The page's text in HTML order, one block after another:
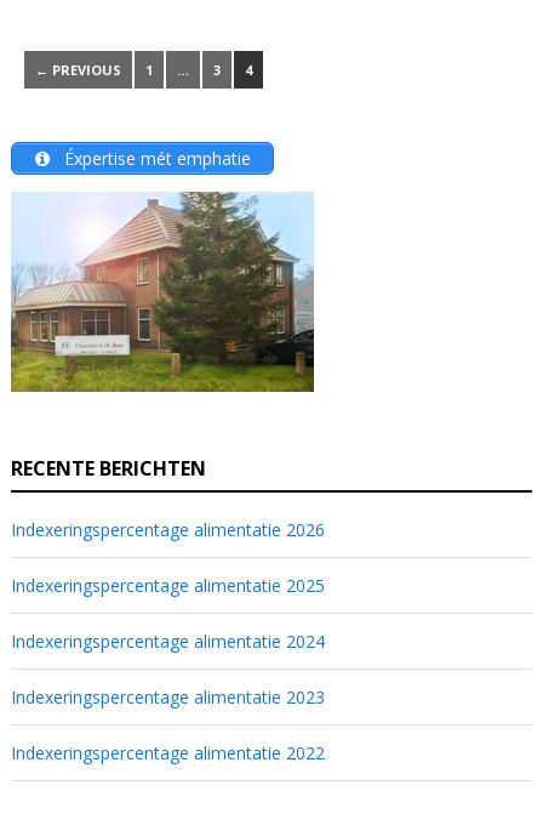
← PREVIOUS 1 … 3 4
Éxpertise mét emphatie
RECENTE BERICHTEN
Indexeringspercentage alimentatie 2026
Indexeringspercentage alimentatie 2025
Indexeringspercentage alimentatie 2024
Indexeringspercentage alimentatie 2023
Indexeringspercentage alimentatie 2022